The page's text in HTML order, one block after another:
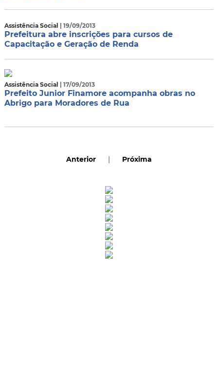
Assistência Social | 19/09/2013
Prefeitura abre inscrições para cursos de
Capacitação e Geração de Renda
Assistência Social | 17/09/2013
Prefeito Junior Finamore acompanha obras no
Abrigo para Moradores de Rua
Anterior | Próxima